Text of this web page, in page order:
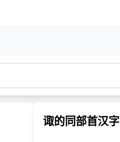
诹的同部首汉字